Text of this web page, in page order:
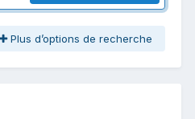
Plus d’options de recherche